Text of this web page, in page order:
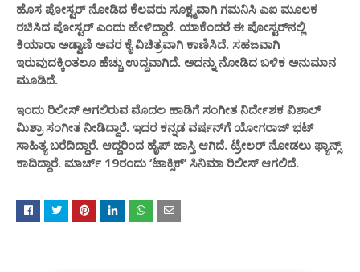
ಹೊಸ ಪೋಸ್ಟರ್ ನೋಡಿದ ಕೆಲವರು ಸೂಕ್ಷ್ಮವಾಗಿ ಗಮನಿಸಿ ಎಐ ಮೂಲಕ
ರಚಿಸಿದ ಪೋಸ್ಟರ್ ಎಂದು ಹೇಳಿದ್ದಾರೆ. ಯಾಕೆಂದರೆ ಈ ಪೋಸ್ಟರ್​​ನಲ್ಲಿ
ಕಿಯಾರಾ ಅಡ್ವಾಣಿ ಅವರ ಕೈ ವಿಚಿತ್ರವಾಗಿ ಕಾಣಿಸಿದೆ. ಸಹಜವಾಗಿ
ಇರುವುದಕ್ಕಿಂತಲೂ ಹೆಚ್ಚು ಉದ್ದವಾಗಿದೆ. ಅದನ್ನು ನೋಡಿದ ಬಳಿಕ ಅನುಮಾನ
ಮೂಡಿದೆ.
ಇಂದು ರಿಲೀಸ್ ಆಗಲಿರುವ ಮೊದಲ ಹಾಡಿಗೆ ಸಂಗೀತ ನಿರ್ದೇಶಕ ವಿಶಾಲ್
ಮಿಶ್ರಾ ಸಂಗೀತ ನೀಡಿದ್ದಾರೆ. ಇದರ ಕನ್ನಡ ವರ್ಷನ್​​ಗೆ ಯೋಗರಾಜ್ ಭಟ್
ಸಾಹಿತ್ಯ ಬರೆದಿದ್ದಾರೆ. ಆದ್ದರಿಂದ ಹೈಪ್ ಜಾಸ್ತಿ ಆಗಿದೆ. ಟ್ರೇಲರ್ ನೋಡಲು ಫ್ಯಾನ್ಸ್
ಕಾದಿದ್ದಾರೆ. ಮಾರ್ಚ್ 19ರಂದು ‘ಟಾಕ್ಸಿಕ್’ ಸಿನಿಮಾ ರಿಲೀಸ್ ಆಗಲಿದೆ.